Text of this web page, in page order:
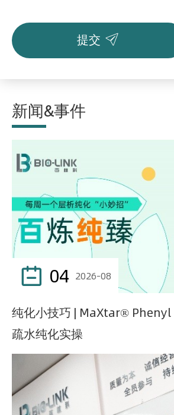
提交 
新闻&事件
 04 2026-08
纯化小技巧 | MaXtar® Phenyl
疏水纯化实操